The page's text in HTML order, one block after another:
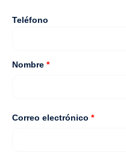
Teléfono
Nombre *
Correo electrónico *